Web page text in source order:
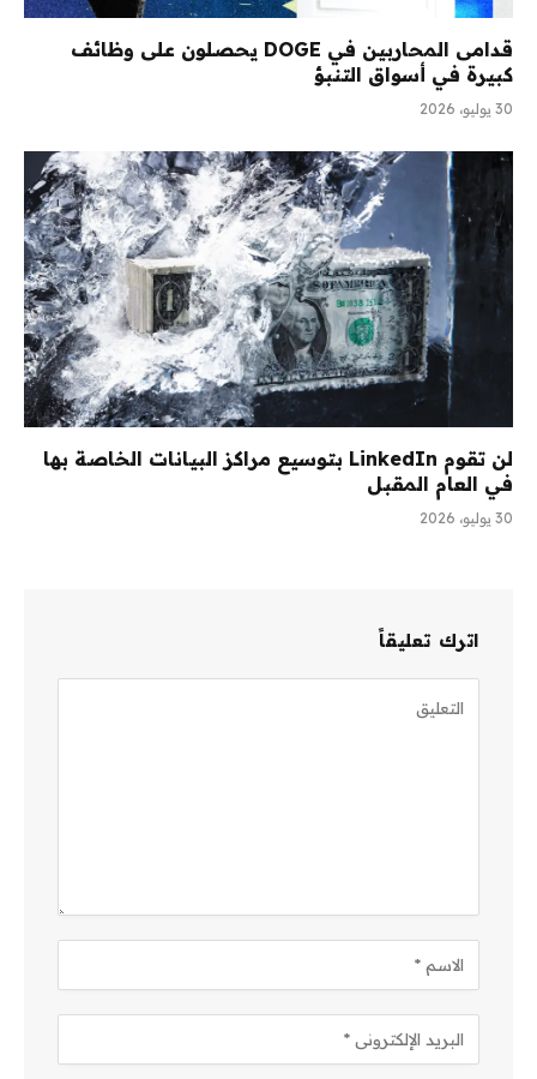
قدامى المحاربين في DOGE يحصلون على وظائف
كبيرة في أسواق التنبؤ
30 يوليو، 2026
لن تقوم LinkedIn بتوسيع مراكز البيانات الخاصة بها
في العام المقبل
30 يوليو، 2026
اترك تعليقاً